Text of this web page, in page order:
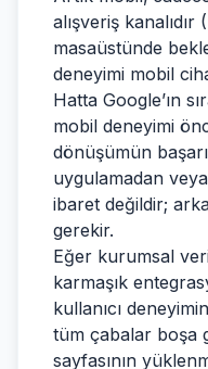
alışveriş
masaüstünde
deneyimi mobil
Hatta Google’ın
mobil deneyimi
dönüşümün
uygulamadan
ibaret değildir;
gerekir.
Eğer kurumsal
karmaşık
kullanıcı
tüm çabalar boşa
sayfasının